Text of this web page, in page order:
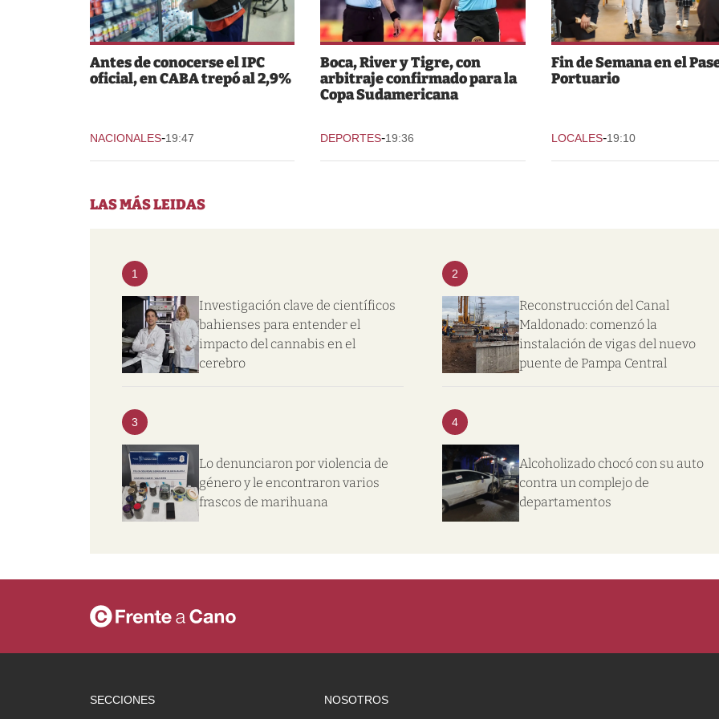
Antes de conocerse el IPC
oficial, en CABA trepó al 2,9%
NACIONALES-19:47
Boca, River y Tigre, con
arbitraje confirmado para la
Copa Sudamericana
DEPORTES-19:36
Fin de Semana en el
Portuario
LOCALES-19:10
LAS MÁS LEIDAS
1
Investigación clave de científicos
bahienses para entender el
impacto del cannabis en el
cerebro
2
Reconstrucción del Canal
Maldonado: comenzó la
instalación de vigas del nuevo
puente de Pampa Central
3
Lo denunciaron por violencia de
género y le encontraron varios
frascos de marihuana
4
Alcoholizado chocó con su auto
contra un complejo de
departamentos
SECCIONES NOSOTROS